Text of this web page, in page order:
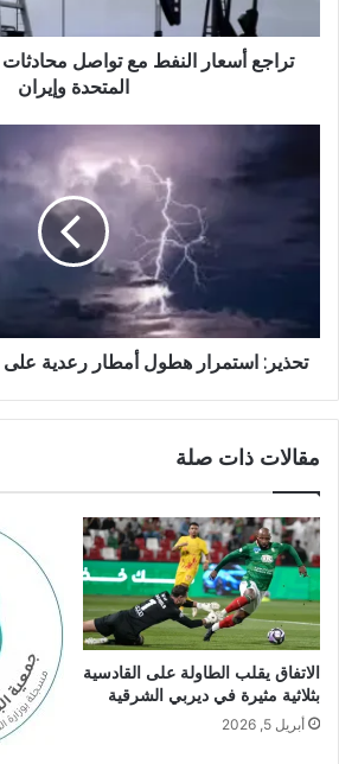
تراجع أسعار النفط مع تواصل محادثات
المتحدة وإيران
تحذير: استمرار هطول أمطار رعدية
مقالات ذات صلة
الاتفاق يقلب الطاولة على القادسية
بثلاثية مثيرة في ديربي الشرقية
أبريل 5, 2026